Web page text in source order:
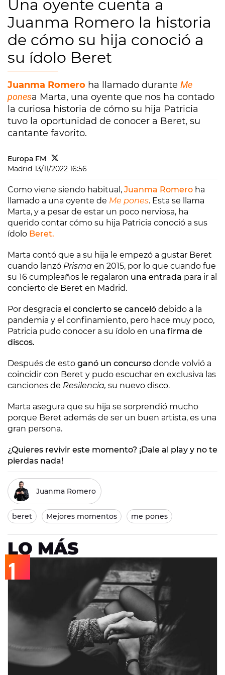
Una oyente cuenta a
Juanma Romero la historia
de cómo su hija conoció a
su ídolo Beret
Juanma Romero ha llamado durante Me
ponesa Marta, una oyente que nos ha contado
la curiosa historia de cómo su hija Patricia
tuvo la oportunidad de conocer a Beret, su
cantante favorito.
Europa FM
Madrid 13/11/2022 16:56
Como viene siendo habitual, Juanma Romero ha
llamado a una oyente de Me pones. Esta se llama
Marta, y a pesar de estar un poco nerviosa, ha
querido contar cómo su hija Patricia conoció a sus
ídolo Beret.
Marta contó que a su hija le empezó a gustar Beret
cuando lanzó Prisma en 2015, por lo que cuando fue
su 16 cumpleaños le regalaron una entrada para ir al
concierto de Beret en Madrid.
Por desgracia el concierto se canceló debido a la
pandemia y el confinamiento, pero hace muy poco,
Patricia pudo conocer a su ídolo en una firma de
discos.
Después de esto ganó un concurso donde volvió a
coincidir con Beret y pudo escuchar en exclusiva las
canciones de Resilencia, su nuevo disco.
Marta asegura que su hija se sorprendió mucho
porque Beret además de ser un buen artista, es una
gran persona.
¿Quieres revivir este momento? ¡Dale al play y no te
pierdas nada!
Juanma Romero
beret Mejores momentos me pones
LO MÁS